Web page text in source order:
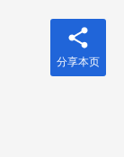
分享本页